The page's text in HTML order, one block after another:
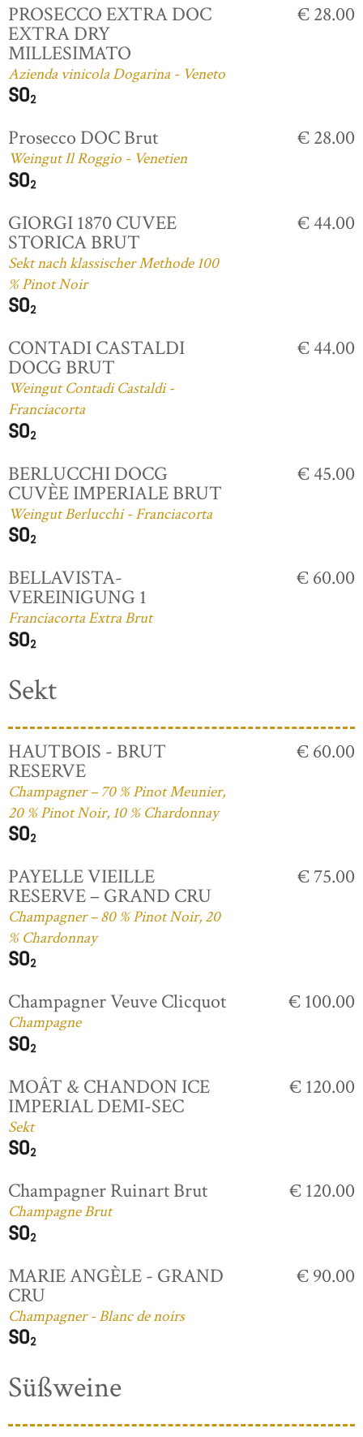
PROSECCO EXTRA DOC
EXTRA DRY
MILLESIMATO
Azienda vinicola Dogarina - Veneto
€ 28.00
Prosecco DOC Brut
Weingut Il Roggio - Venetien
€ 28.00
GIORGI 1870 CUVEE
STORICA BRUT
Sekt nach klassischer Methode 100
% Pinot Noir
€ 44.00
CONTADI CASTALDI
DOCG BRUT
Weingut Contadi Castaldi -
Franciacorta
€ 44.00
BERLUCCHI DOCG
CUVÈE IMPERIALE BRUT
Weingut Berlucchi - Franciacorta
€ 45.00
BELLAVISTA-
VEREINIGUNG 1
Franciacorta Extra Brut
€ 60.00
Sekt
HAUTBOIS - BRUT
RESERVE
Champagner – 70 % Pinot Meunier,
20 % Pinot Noir, 10 % Chardonnay
€ 60.00
PAYELLE VIEILLE
RESERVE – GRAND CRU
Champagner – 80 % Pinot Noir, 20
% Chardonnay
€ 75.00
Champagner Veuve Clicquot
Champagne
€ 100.00
MOÂT & CHANDON ICE
IMPERIAL DEMI-SEC
Sekt
€ 120.00
Champagner Ruinart Brut
Champagne Brut
€ 120.00
MARIE ANGÈLE - GRAND
CRU
Champagner - Blanc de noirs
€ 90.00
Süßweine